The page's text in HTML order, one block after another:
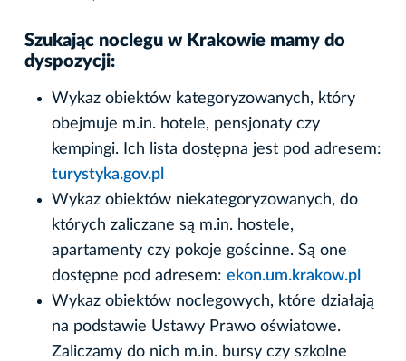
Szukając noclegu w Krakowie mamy do
dyspozycji:
Wykaz obiektów kategoryzowanych, który
obejmuje m.in. hotele, pensjonaty czy
kempingi. Ich lista dostępna jest pod adresem:
turystyka.gov.pl
Wykaz obiektów niekategoryzowanych, do
których zaliczane są m.in. hostele,
apartamenty czy pokoje gościnne. Są one
dostępne pod adresem: ekon.um.krakow.pl
Wykaz obiektów noclegowych, które działają
na podstawie Ustawy Prawo oświatowe.
Zaliczamy do nich m.in. bursy czy szkolne